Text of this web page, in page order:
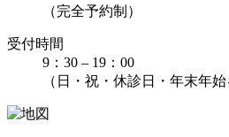
（完全予約制）
受付時間
9：30 – 19：00
（日・祝・休診日・年末年始